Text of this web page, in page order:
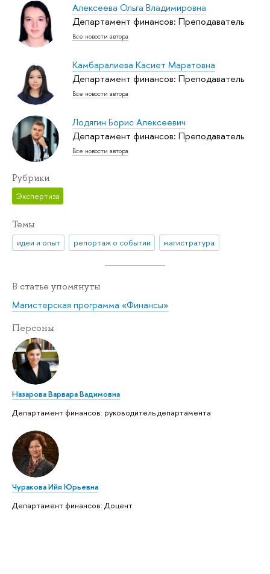
Алексеева Ольга Владимировна
Департамент финансов: Преподаватель
Все новости автора
Камбаралиева Касиет Маратовна
Департамент финансов: Преподаватель
Все новости автора
Лодягин Борис Алексеевич
Департамент финансов: Преподаватель
Все новости автора
Рубрики
Экспертиза
Темы
идеи и опыт репортаж о событии магистратура
В статье упомянуты
Магистерская программа «Финансы»
Персоны
Назарова Варвара Вадимовна
Департамент финансов: руководитель департамента
Чуракова Ийя Юрьевна
Департамент финансов: Доцент